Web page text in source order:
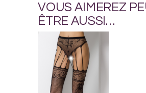
VOUS AIMEREZ
ÊTRE AUSSI…